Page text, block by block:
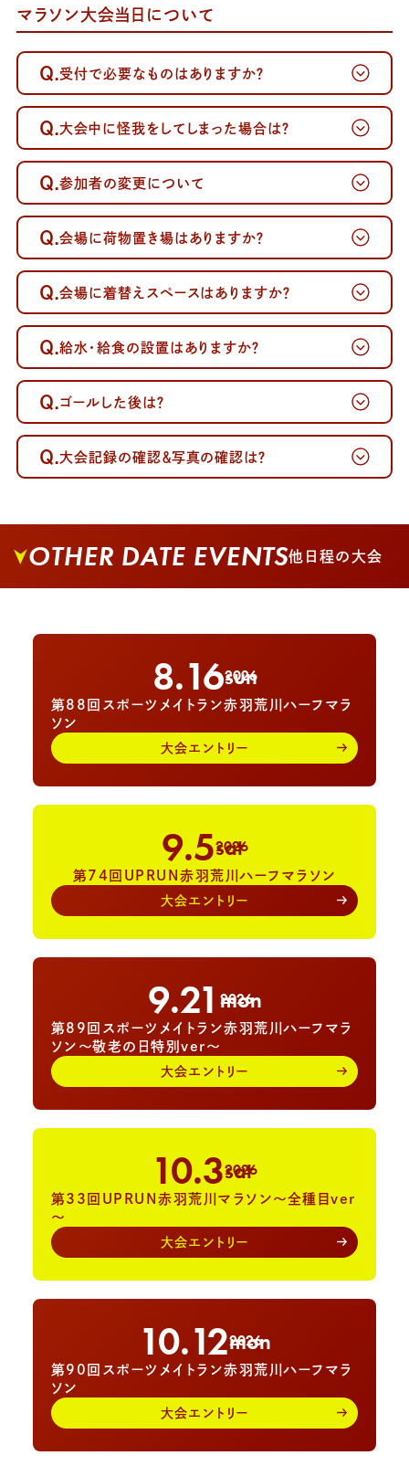
マラソン大会当日について
Q.受付で必要なものはありますか？
Q.大会中に怪我をしてしまった場合は？
Q.参加者の変更について
Q.会場に荷物置き場はありますか？
Q.会場に着替えスペースはありますか？
Q.給水・給食の設置はありますか？
Q.ゴールした後は？
Q.大会記録の確認＆写真の確認は？
OTHER DATE EVENTS他日程の大会
8.162026
sun
第88回スポーツメイトラン赤羽荒川ハーフマラ
ソン
大会エントリー
9.52026
sat
第74回UPRUN赤羽荒川ハーフマラソン
大会エントリー
9.21 2026
mon
第89回スポーツメイトラン赤羽荒川ハーフマラ
ソン～敬老の日特別ver～
大会エントリー
10.32026
sat
第33回UPRUN赤羽荒川マラソン～全種目ver
～
大会エントリー
10.122026
mon
第90回スポーツメイトラン赤羽荒川ハーフマラ
ソン
大会エントリー